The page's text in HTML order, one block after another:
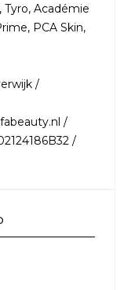
Académie
PCA Skin,
/
/
/